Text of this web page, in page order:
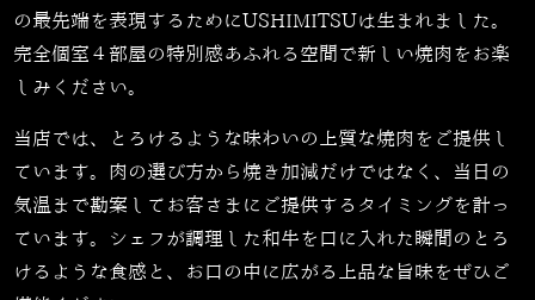
の最先端を表現するためにUSHIMITSUは生まれました。
完全個室４部屋の特別感あふれる空間で新しい焼肉をお楽
しみください。
当店では、とろけるような味わいの上質な焼肉をご提供し
ています。肉の選び方から焼き加減だけではなく、当日の
気温まで勘案してお客さまにご提供するタイミングを計っ
ています。シェフが調理した和牛を口に入れた瞬間のとろ
けるような食感と、お口の中に広がる上品な旨味をぜひご